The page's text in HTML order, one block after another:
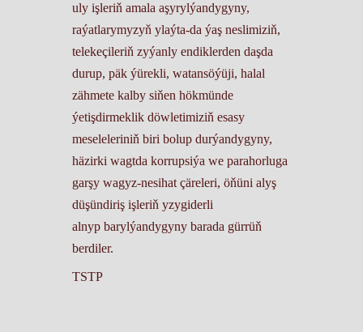
uly işleriň amala aşyrylýandygyny,
raýatlarymyzyň ylaýta-da ýaş neslimiziň,
telekeçileriň zyýanly endiklerden daşda
durup, päk ýürekli, watansöýüji, halal
zähmete kalby siňen hökmünde
ýetişdirmeklik döwletimiziň esasy
meseleleriniň biri bolup durýandygyny,
häzirki wagtda korrupsiýa we parahorluga
garşy wagyz-nesihat çäreleri, öňüni alyş
düşündiriş işleriň yzygiderli
alnyp barylýandygyny barada gürrüň
berdiler.
TSTP